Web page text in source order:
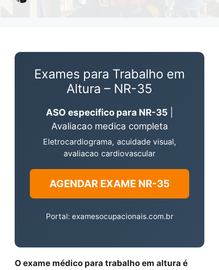
Exames para Trabalho em
Altura – NR-35
ASO especifico para NR-35
Avaliacao medica completa
Eletrocardiograma, acuidade visual,
avaliacao cardiovascular
AGENDAR EXAME NR-35
Portal: examesocupacionais.com.br
O exame médico para trabalho em altura é